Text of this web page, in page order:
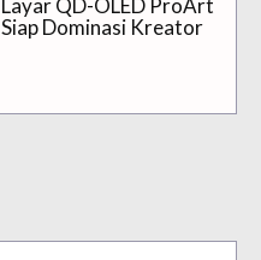
Layar QD-OLED ProArt
Siap Dominasi Kreator